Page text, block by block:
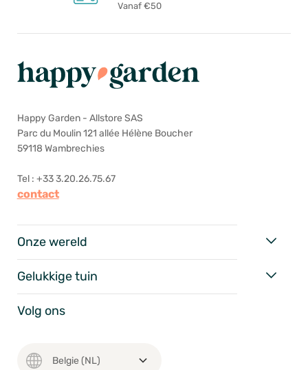
Vanaf €50
Happy Garden - Allstore SAS
Parc du Moulin 121 allée Hélène Boucher
59118 Wambrechies
Tel : +33 3.20.26.75.67
contact
Onze wereld
Gelukkige tuin
Volg ons